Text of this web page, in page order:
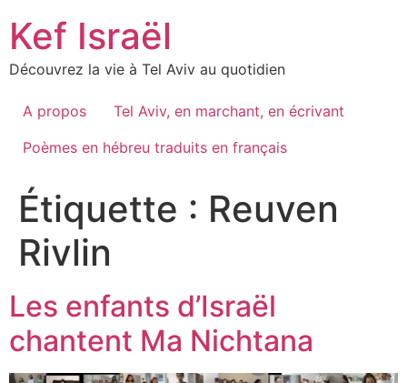
content
Kef Israël
Découvrez la vie à Tel Aviv au quotidien
A propos
Tel Aviv, en marchant, en écrivant
Poèmes en hébreu traduits en français
Étiquette : Reuven
Rivlin
Les enfants d’Israël
chantent Ma Nichtana